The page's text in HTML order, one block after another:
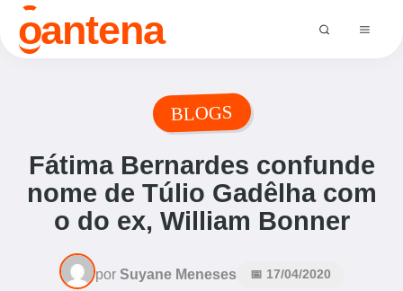
oantena
BLOGS
Fátima Bernardes confunde
nome de Túlio Gadêlha com
o do ex, William Bonner
por Suyane Meneses 📅 17/04/2020